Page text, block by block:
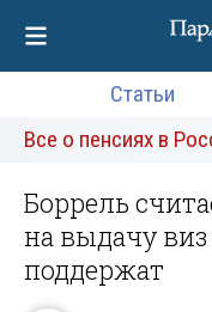
Статьи
Все о пенсиях в
Боррель
на выдачу
поддержат